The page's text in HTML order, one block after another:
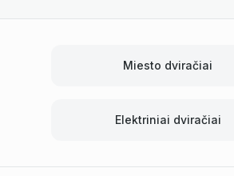
Miesto dviračiai
Elektriniai dviračiai